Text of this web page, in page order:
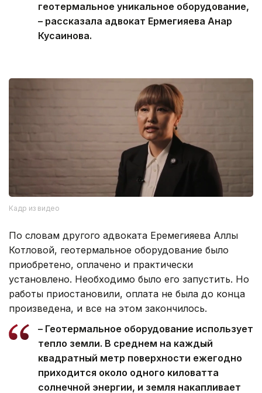
геотермальное уникальное оборудование,
– рассказала адвокат Ермегияева Анар
Кусаинова.
Кадр из видео
По словам другого адвоката Еремегияева Аллы
Котловой, геотермальное оборудование было
приобретено, оплачено и практически
установлено. Необходимо было его запустить. Но
работы приостановили, оплата не была до конца
произведена, и все на этом закончилось.
– Геотермальное оборудование использует
тепло земли. В среднем на каждый
квадратный метр поверхности ежегодно
приходится около одного киловатта
солнечной энергии, и земля накапливает